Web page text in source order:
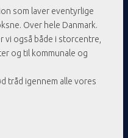
som laver eventyrlige
Over hele Danmark.
vi også både i storcentre,
og til kommunale og
tråd igennem alle vores